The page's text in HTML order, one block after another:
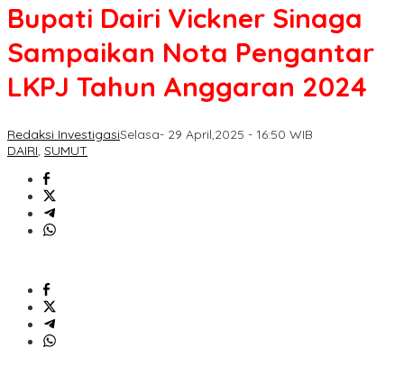
Bupati Dairi Vickner Sinaga
Sampaikan Nota Pengantar
LKPJ Tahun Anggaran 2024
Redaksi InvestigasiSelasa- 29 April,2025 - 16:50 WIB
DAIRI, SUMUT